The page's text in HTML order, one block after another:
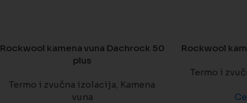
Rockwool kamena vuna Dachrock 50
plus
Termo i zvučna izolacija Kamena
vuna
Rockwool
Termo i